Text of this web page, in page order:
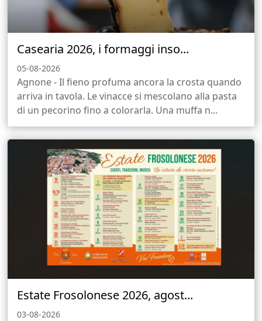
Casearia 2026, i formaggi inso...
05-08-2026
Agnone - Il fieno profuma ancora la crosta quando
arriva in tavola. Le vinacce si mescolano alla pasta
di un pecorino fino a colorarla. Una muffa n...
Estate Frosolonese 2026, agost...
03-08-2026